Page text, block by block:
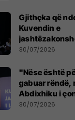
Gjithçka që
Kuvendin e
së
30/07/2026
"Nëse është
gabuar rëndë,
Abdixhiku i
Përparim Ramës
30/07/2026